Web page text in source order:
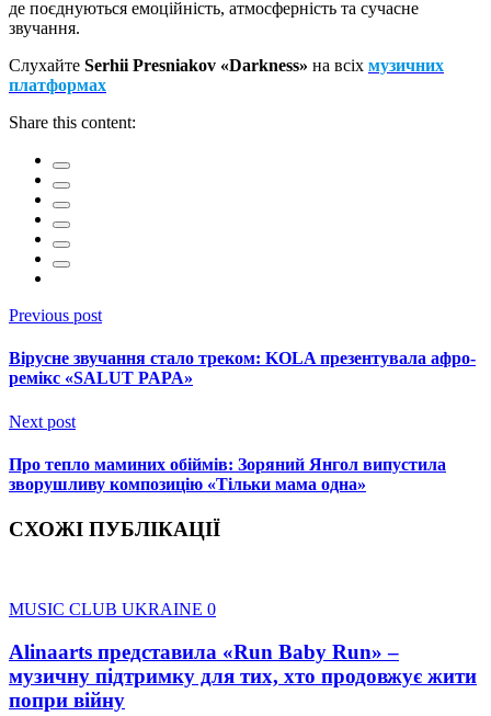
де поєднуються емоційність, атмосферність та сучасне
звучання.
Слухайте Serhii Presniakov «Darkness» на всіх музичних
платформах
Share this content:
Previous post
Вірусне звучання стало треком: KOLA презентувала афро-
ремікс «SALUT PAPA»
Next post
Про тепло маминих обіймів: Зоряний Янгол випустила
зворушливу композицію «Тільки мама одна»
СХОЖІ ПУБЛІКАЦІЇ
MUSIC CLUB UKRAINE 0
Alinaarts представила «Run Baby Run» –
музичну підтримку для тих, хто продовжує жити
попри війну